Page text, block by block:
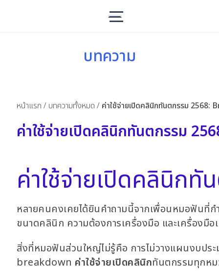
บทความ
หน้าแรก / บทความทั้งหมด / ค่าใช้จ่ายเปิดคลินิกทันตกรรม
ค่าใช้จ่ายเปิดคลินิกทันตกรรม
ค่าใช้จ่ายเปิดคลินิก
หลายคนคงเคยได้ยินคำถามนี้จากเพื่อนหมอฟันที่ก
ขนาดคลินิก ความต้องการเครื่องมือ และเครื่องมือ
สิ่งที่หมอฟันส่วนใหญ่ไม่รู้คือ การไม่วางแผนงบปร
breakdown ค่าใช้จ่ายเปิดคลินิกทันตกรรมทุกหม